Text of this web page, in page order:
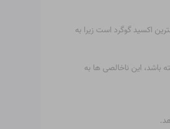
اکسید گوگرد است زیرا به
این ناخالصی ها به